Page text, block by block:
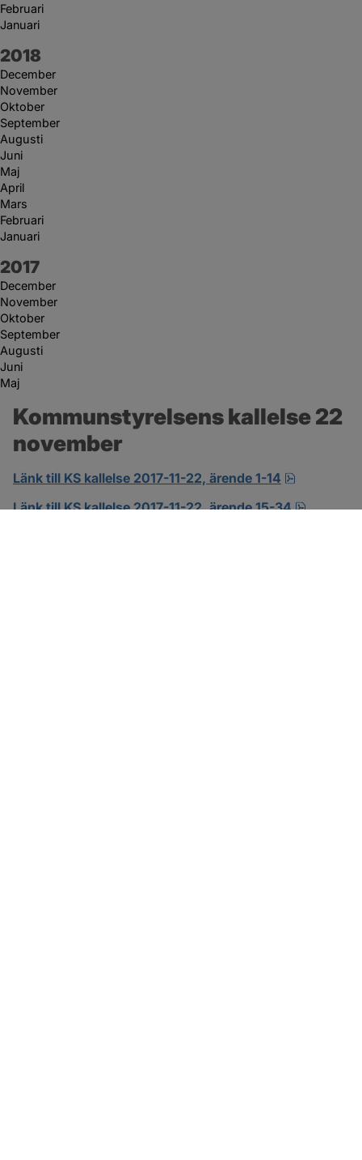
Februari
Januari
År:
2018
December
November
Oktober
September
Augusti
Juni
Maj
April
Mars
Februari
Januari
År:
2017
December
November
Oktober
September
Augusti
Juni
Maj
Kommunstyrelsens kallelse 22
november
Länk till KS kallelse 2017-11-22, ärende 1-14
Länk till KS kallelse 2017-11-22, ärende 15-34
pdf.